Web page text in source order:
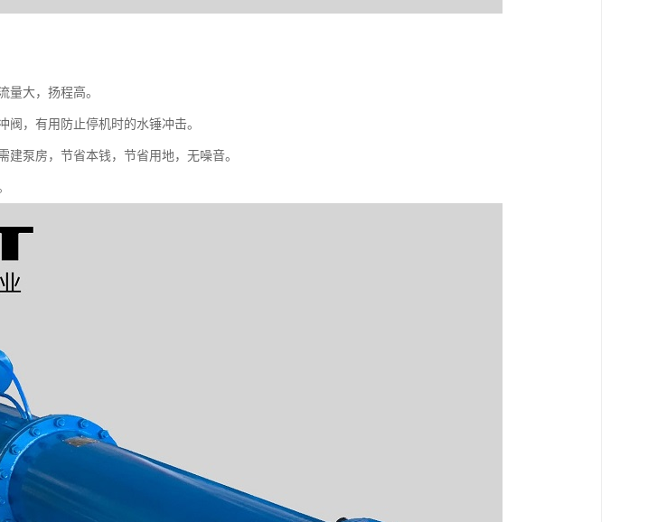
量大，扬程高。
阀，有用防止停机时的水锤冲击。
泵房，节省本钱，节省用地，无噪音。